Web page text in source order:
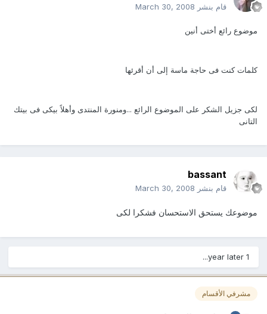
قام بنشر March 30, 2008
موضوع رائع أختى أنين
كلمات كنت فى حاجة ماسة إلى أن أقرئها
لكى جزيل الشكر على الموضوع الرائع ...ومنورة المنتدى وأهلاً بيكى فى بيتك
التانى
bassant
قام بنشر March 30, 2008
موضوعك يستحق الاستحسان فشكرا لكى
مشرفي الأقسام